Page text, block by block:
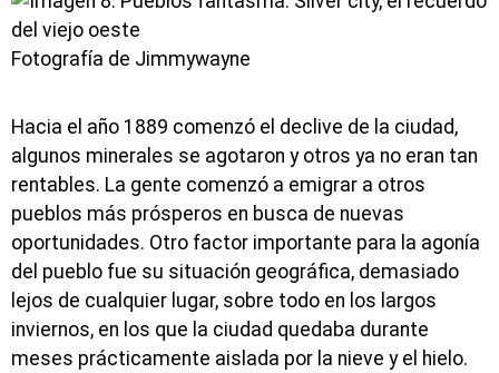
Fotografía de Jimmywayne
Hacia el año 1889 comenzó el declive de la ciudad,
algunos minerales se agotaron y otros ya no eran tan
rentables. La gente comenzó a emigrar a otros
pueblos más prósperos en busca de nuevas
oportunidades. Otro factor importante para la agonía
del pueblo fue su situación geográfica, demasiado
lejos de cualquier lugar, sobre todo en los largos
inviernos, en los que la ciudad quedaba durante
meses prácticamente aislada por la nieve y el hielo.